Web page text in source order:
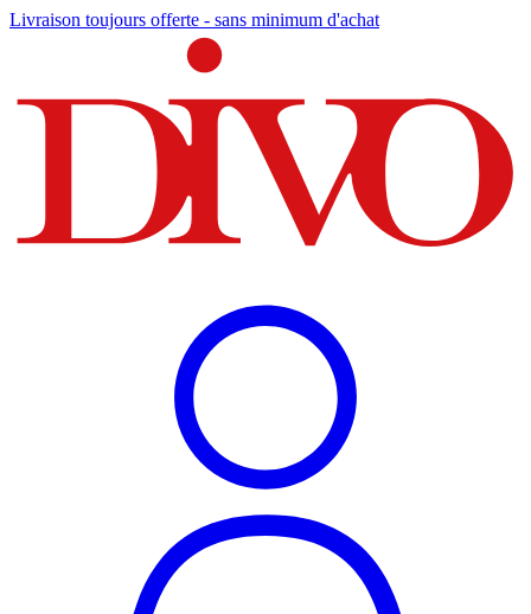
Livraison toujours offerte - sans minimum d'achat